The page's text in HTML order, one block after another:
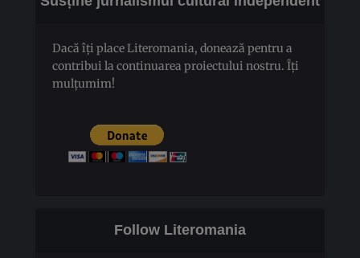
Dacă îți place Literomania, donează pentru a
contribui la continuarea proiectului nostru. Îți
mulțumim!
Follow Literomania